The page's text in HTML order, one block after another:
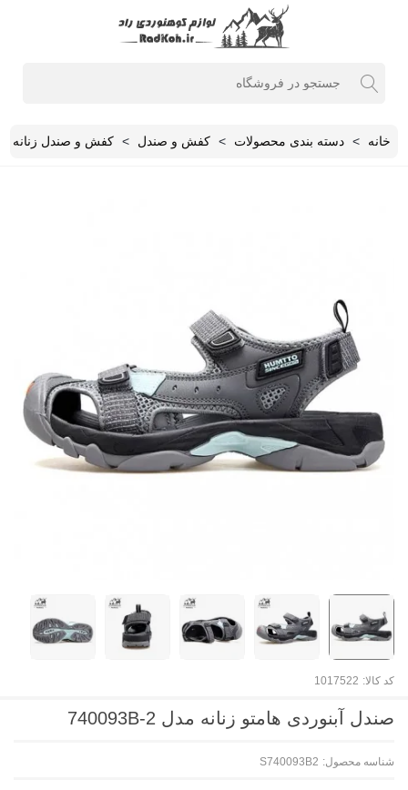
خانه > دسته بندی محصولات > کفش و صندل > کفش و صندل زنانه
کد کالا: 1017522
صندل آبنوردی هامتو زنانه مدل 740093B-2
شناسه محصول: S740093B2